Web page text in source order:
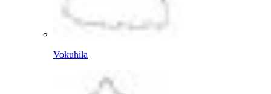
Vokuhila